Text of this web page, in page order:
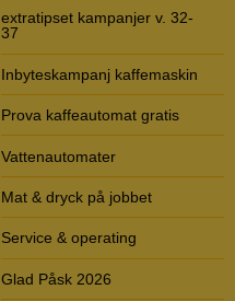
extratipset kampanjer v. 32-
37
Inbyteskampanj kaffemaskin
Prova kaffeautomat gratis
Vattenautomater
Mat & dryck på jobbet
Service & operating
Glad Påsk 2026